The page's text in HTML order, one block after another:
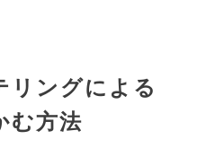
リングによる
む方法